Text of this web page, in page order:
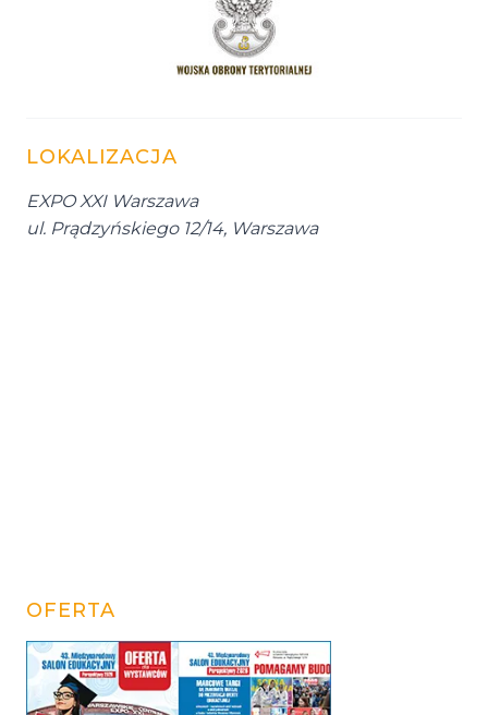
LOKALIZACJA
EXPO XXI Warszawa
ul. Prądzyńskiego 12/14, Warszawa
OFERTA